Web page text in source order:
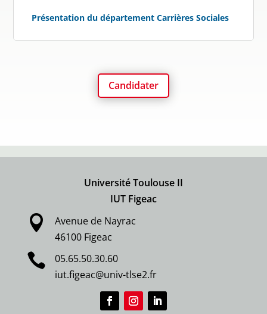
Présentation du département Carrières Sociales
Candidater
Université Toulouse II
IUT Figeac

Avenue de Nayrac
46100 Figeac

05.65.50.30.60
iut.figeac@univ-tlse2.fr